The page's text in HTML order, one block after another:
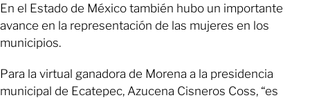
En el Estado de México también hubo un importante
avance en la representación de las mujeres en los
municipios.
Para la virtual ganadora de Morena a la presidencia
municipal de Ecatepec, Azucena Cisneros Coss, “es